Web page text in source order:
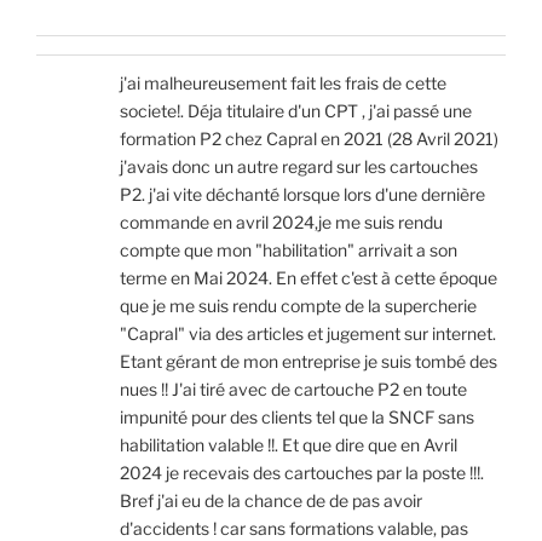
j'ai malheureusement fait les frais de cette
societe!. Déja titulaire d'un CPT , j'ai passé une
formation P2 chez Capral en 2021 (28 Avril 2021)
j'avais donc un autre regard sur les cartouches
P2. j'ai vite déchanté lorsque lors d'une dernière
commande en avril 2024,je me suis rendu
compte que mon "habilitation" arrivait a son
terme en Mai 2024. En effet c'est à cette époque
que je me suis rendu compte de la supercherie
"Capral" via des articles et jugement sur internet.
Etant gérant de mon entreprise je suis tombé des
nues !! J'ai tiré avec de cartouche P2 en toute
impunité pour des clients tel que la SNCF sans
habilitation valable !!. Et que dire que en Avril
2024 je recevais des cartouches par la poste !!!.
Bref j'ai eu de la chance de de pas avoir
d'accidents ! car sans formations valable, pas